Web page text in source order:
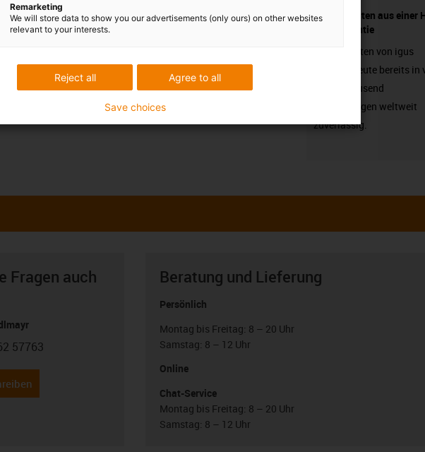
Komponenten aus einer
- mit Garantie
Energieketten von igus
arbeiten heute bereits in
hunderttausend
Anwendungen weltweit
zuverlässig.
Fragen auch
57763
Beratung und Lieferung
Persönlich
Montag bis Freitag: 8 – 20 Uhr
Samstag: 8 – 12 Uhr
Online
Chat-Service
Montag bis Freitag: 8 – 20 Uhr
Samstag: 8 – 12 Uhr
Remarketing
We will store data to show you our advertisements (only ours) on other websites
relevant to your interests.
Agree to all
Reject all
Save choices